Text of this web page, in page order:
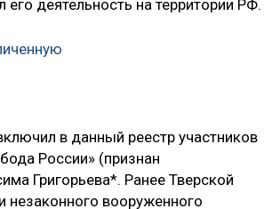
деятельность на территории РФ.
в данный реестр участников
России» (признан
Григорьева*. Ранее Тверской
незаконного вооруженного